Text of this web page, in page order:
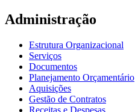
Administração
Estrutura Organizacional
Serviços
Documentos
Planejamento Orçamentário
Aquisições
Gestão de Contratos